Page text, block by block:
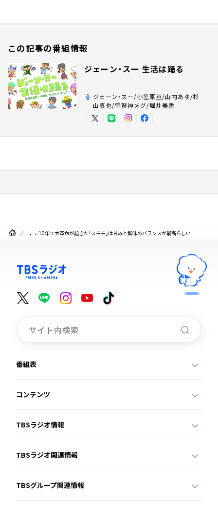
この記事の番組情報
ジェーン・スー 生活は踊る
ジェーン・スー/小笠原亘/山内あゆ/杉
山真也/宇賀神メグ/堀井美香
ここ10年で大革命が起きた「スモモ」は甘みと酸味のバランスが最高らしい
番組表
コンテンツ
TBSラジオ情報
TBSラジオ関連情報
TBSグループ関連情報